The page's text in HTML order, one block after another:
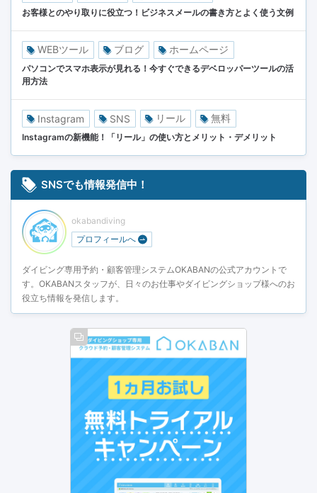
お客様とのやり取りに役立つ！ビジネスメールの書き方とよく使う文例
WEBツール ブログ ホームページ
パソコンでスマホ表示が見れる！今すぐできるデベロッパーツールの活
用方法
Instagram SNS リール 無料
Instagramの新機能！「リール」の使い方とメリット・デメリット
SNSでも情報発信中！
okabandiving
プロフィールへ
ダイビング専用予約・顧客管理システムOKABANの公式アカウントで
す。OKABANスタッフが、日々のお仕事やダイビングショップ様へのお
役立ち情報を発信します。